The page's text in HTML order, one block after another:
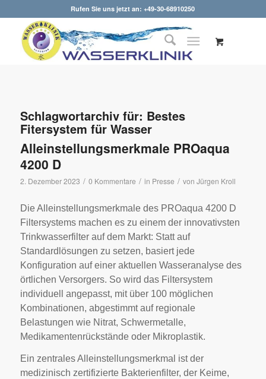
Rufen Sie uns jetzt an: +49-30-68910250
Schlagwortarchiv für: Bestes
Fitersystem für Wasser
Alleinstellungsmerkmale PROaqua
4200 D
2. Dezember 2023 / 0 Kommentare / in Presse / von Jürgen Kroll
Die Alleinstellungsmerkmale des PROaqua 4200 D
Filtersystems machen es zu einem der innovativsten
Trinkwasserfilter auf dem Markt: Statt auf
Standardlösungen zu setzen, basiert jede
Konfiguration auf einer aktuellen Wasseranalyse des
örtlichen Versorgers. So wird das Filtersystem
individuell angepasst, mit über 100 möglichen
Kombinationen, abgestimmt auf regionale
Belastungen wie Nitrat, Schwermetalle,
Medikamentenrückstände oder Mikroplastik.
Ein zentrales Alleinstellungsmerkmal ist der
medizinisch zertifizierte Bakterienfilter, der Keime,